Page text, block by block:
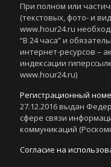
При полном или
(текстовых, фото- и
www.hour24.ru
“В 24 часа” и
интернет-ресурсов –
индексации
www.hour24.ru)
Регистрационный
27.12.2016 выдан
сфере связи
коммуникаций
Согласие на